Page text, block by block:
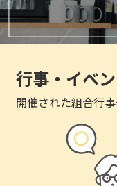
行事・イベ
開催された組合行